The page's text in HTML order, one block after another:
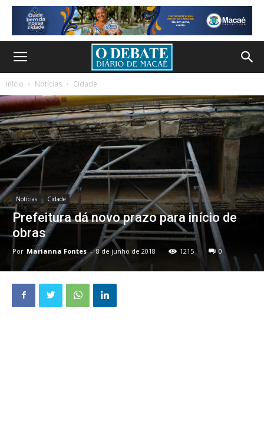
Início Notícias Cidade
Notícias Cidade
Prefeitura dá novo prazo para início de
obras
Por Marianna Fontes - 8 de junho de 2018 1215 0